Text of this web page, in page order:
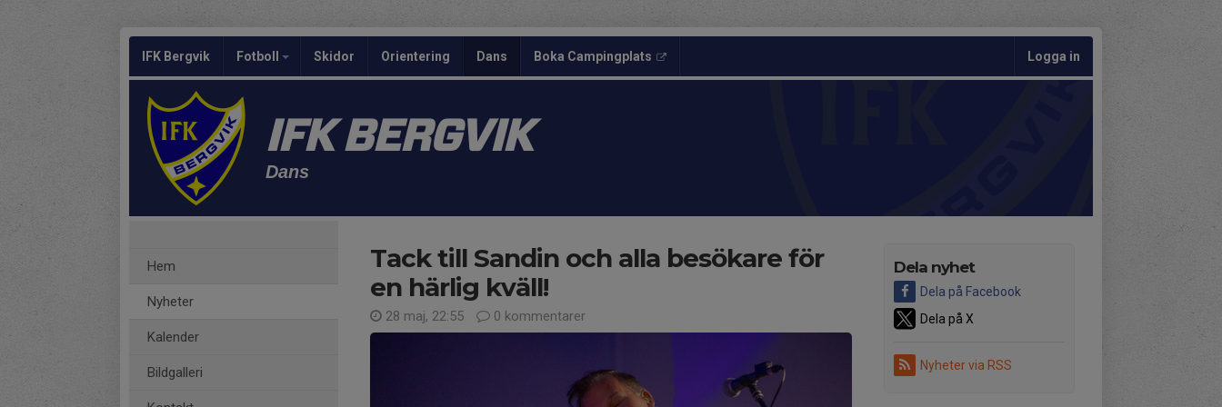
IFK Bergvik Fotboll Skidor Orientering Dans Boka Campingplats Logga in
IFK BERGVIK
Dans
Hem
Nyheter
Kalender
Bildgalleri
Dela nyhet
Dela på Facebook
Dela på X
Nyheter via RSS
Tack till Sandin och alla besökare för
en härlig kväll!
28 maj, 22:55 0 kommentarer